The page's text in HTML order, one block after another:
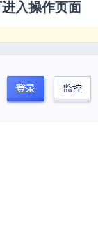
入操作页面